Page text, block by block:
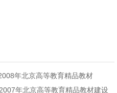
年北京高等教育精品教材
年北京高等教育精品教材建设